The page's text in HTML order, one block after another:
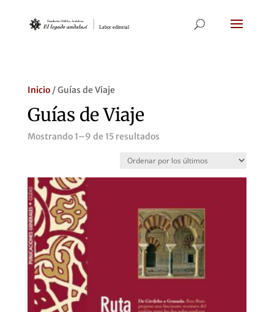
Inicio/ Guías de Viaje
Guías de Viaje
Mostrando 1–9 de 15 resultadosOrdenado
los
últimos